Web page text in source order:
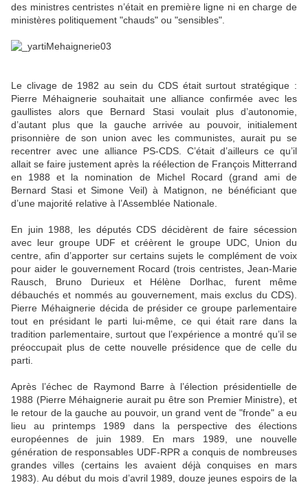
des ministres centristes n’était en première ligne ni en charge de
ministères politiquement "chauds" ou "sensibles".
Le clivage de 1982 au sein du CDS était surtout stratégique :
Pierre Méhaignerie souhaitait une alliance confirmée avec les
gaullistes alors que Bernard Stasi voulait plus d’autonomie,
d’autant plus que la gauche arrivée au pouvoir, initialement
prisonnière de son union avec les communistes, aurait pu se
recentrer avec une alliance PS-CDS. C’était d’ailleurs ce qu’il
allait se faire justement après la réélection de François Mitterrand
en 1988 et la nomination de Michel Rocard (grand ami de
Bernard Stasi et Simone Veil) à Matignon, ne bénéficiant que
d’une majorité relative à l’Assemblée Nationale.
En juin 1988, les députés CDS décidèrent de faire sécession
avec leur groupe UDF et créèrent le groupe UDC, Union du
centre, afin d’apporter sur certains sujets le complément de voix
pour aider le gouvernement Rocard (trois centristes, Jean-Marie
Rausch, Bruno Durieux et Hélène Dorlhac, furent même
débauchés et nommés au gouvernement, mais exclus du CDS).
Pierre Méhaignerie décida de présider ce groupe parlementaire
tout en présidant le parti lui-même, ce qui était rare dans la
tradition parlementaire, surtout que l’expérience a montré qu’il se
préoccupait plus de cette nouvelle présidence que de celle du
parti.
Après l’échec de Raymond Barre à l’élection présidentielle de
1988 (Pierre Méhaignerie aurait pu être son Premier Ministre), et
le retour de la gauche au pouvoir, un grand vent de "fronde" a eu
lieu au printemps 1989 dans la perspective des élections
européennes de juin 1989. En mars 1989, une nouvelle
génération de responsables UDF-RPR a conquis de nombreuses
grandes villes (certains les avaient déjà conquises en mars
1983). Au début du mois d’avril 1989, douze jeunes espoirs de la